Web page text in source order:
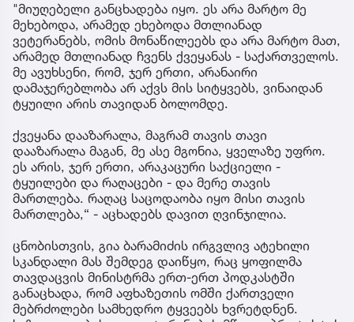
"მიუღებელი განცხადება იყო. ეს არა მარტო მე
მეხებოდა, არამედ ეხებოდა მთლიანად
ვეტერანებს, ომის მონაწილეებს და არა მარტო მათ,
არამედ მთლიანად ჩვენს ქვეყანას - საქართველოს.
მე ავუხსენი, რომ, ჯერ ერთი, არანაირი
დამაჯერებლობა არ აქვს მის სიტყვებს, ვინაიდან
ტყუილი არის თავიდან ბოლომდე.
ქვეყანა დააზარალა, მაგრამ თავის თავი
დააზარალა მაგან, მე ასე მგონია, ყველაზე უფრო.
ეს არის, ჯერ ერთი, არაკაცური საქციელი -
ტყუილები და რაღაცები - და მერე თავის
მართლება. რაღაც საცოდაობა იყო მისი თავის
მართლება,“ - აცხადებს დავით ღვინჯილია.
ცნობისთვის, გია ბარამიძის ირგვლივ ატეხილი
სკანდალი მას შემდეგ დაიწყო, რაც ყოფილმა
თავდაცვის მინისტრმა ერთ-ერთ პოდკასტში
განაცხადა, რომ აფხაზეთის ომში ქართველი
მებრძოლები სამხედრო ტყვეებს ხვრეტდნენ.